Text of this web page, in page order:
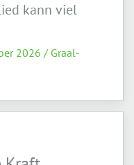
kann viel
2026 / Graal-